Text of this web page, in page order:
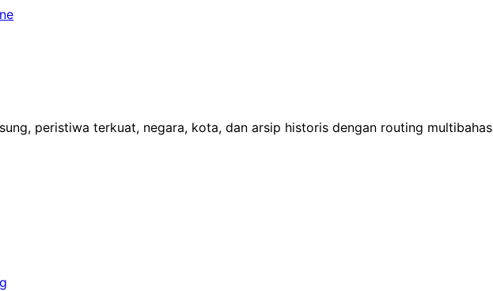
peristiwa terkuat, negara, kota, dan arsip historis dengan routing